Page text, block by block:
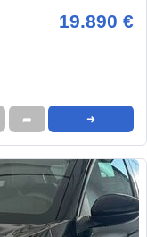
19.890 €
➦ ➜